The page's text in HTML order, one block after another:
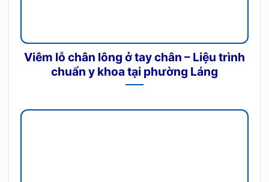
Viêm lỗ chân lông ở tay chân – Liệu trình
chuẩn y khoa tại phường Láng